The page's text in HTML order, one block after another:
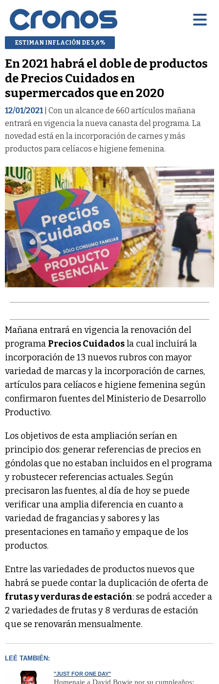
ESTIMAN INFLACIÓN DE 5,6%
En 2021 habrá el doble de productos
de Precios Cuidados en
supermercados que en 2020
12/01/2021 | Con un alcance de 660 artículos mañana
entrará en vigencia la nueva canasta del programa. La
novedad está en la incorporación de carnes y más
productos para celíacos e higiene femenina.
Mañana entrará en vigencia la renovación del
programa Precios Cuidadosla cual incluirá la
incorporación de 13 nuevos rubros con mayor
variedad de marcas y la incorporación de carnes,
artículos para celíacos e higiene femenina según
confirmaron fuentes del Ministerio de Desarrollo
Productivo.
Los objetivos de esta ampliación serían en
principio dos: generar referencias de precios en
góndolas que no estaban incluidos en el programa
y robustecer referencias actuales. Según
precisaron las fuentes, al día de hoy se puede
verificar una amplia diferencia en cuanto a
variedad de fragancias y sabores y las
presentaciones en tamaño y empaque de los
productos.
Entre las variedades de productos nuevos que
habrá se puede contar la duplicación de oferta de
frutas y verduras de estación: se podrá acceder a
2 variedades de frutas y 8 verduras de estación
que se renovarán mensualmente.
LEÉ TAMBIÉN:
"JUST FOR ONE DAY"
Homenaje a David Bowie por su cumpleaños: